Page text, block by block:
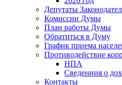
Депутаты
Комиссии Думы
План работы Думы
Обратиться в Думу
График приема
Противодействие
НПА
Сведенния о
Контакты